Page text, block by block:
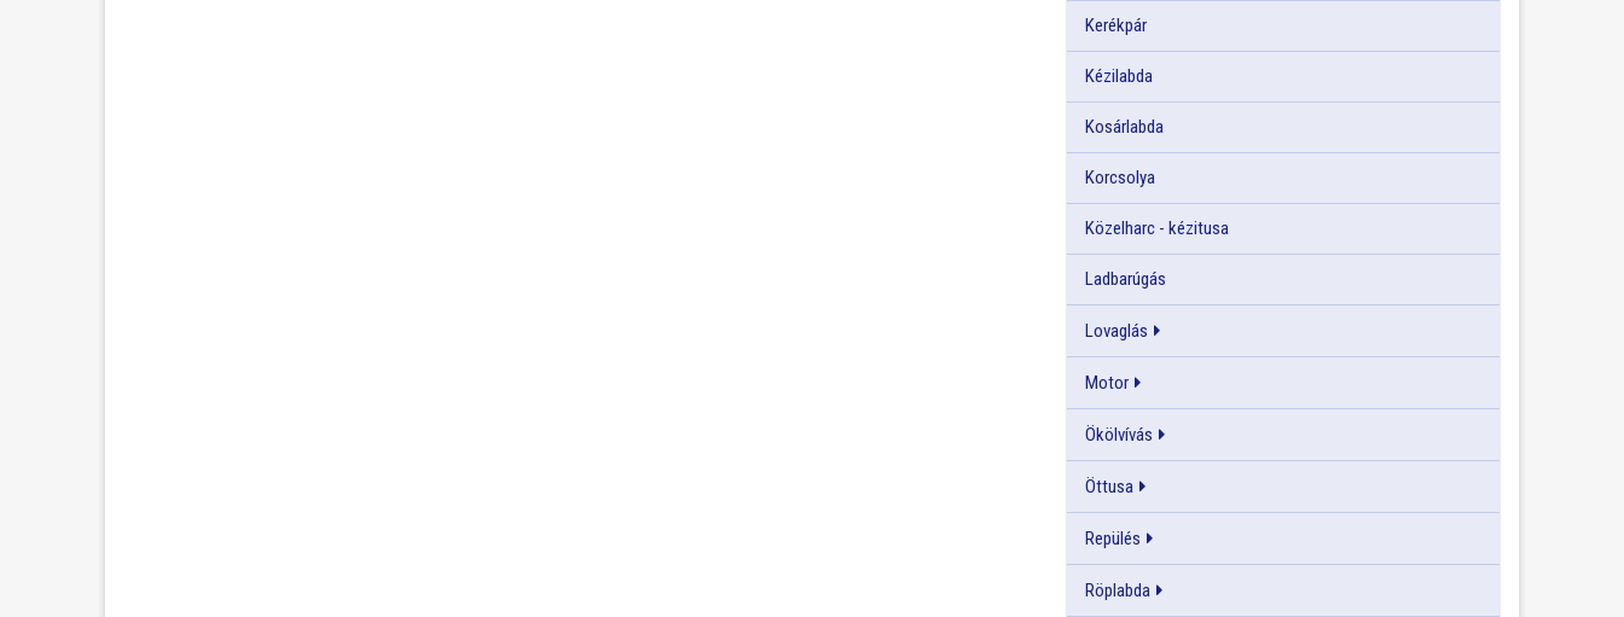
Kerékpár
Kézilabda
Kosárlabda
Korcsolya
Közelharc - kézitusa
Ladbarúgás
Lovaglás
Motor
Ökölvívás
Öttusa
Repülés
Röplabda